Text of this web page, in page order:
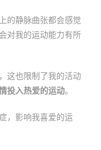
的静脉曲张都会感觉
对我的运动能力有所
这也限制了我的活动
投入热爱的运动。
，影响我喜爱的运